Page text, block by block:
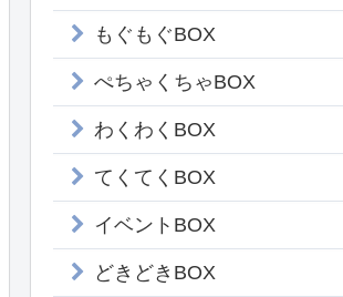
もぐもぐBOX
ぺちゃくちゃBOX
わくわくBOX
てくてくBOX
イベントBOX
どきどきBOX